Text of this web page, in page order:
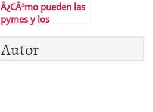
Â¿CÃ³mo pueden las
pymes y los
financiaciÃ³n?
Autor